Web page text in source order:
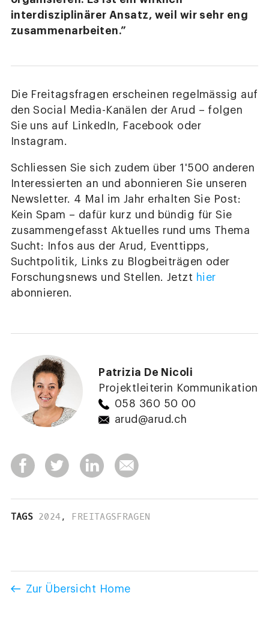
interdisziplinärer Ansatz, weil wir sehr eng
zusammenarbeiten.”
Die Freitagsfragen erscheinen regelmässig auf
den Social Media-Kanälen der Arud – folgen
Sie uns auf LinkedIn, Facebook oder
Instagram.
Schliessen Sie sich zudem über 1'500 anderen
Interessierten an und abonnieren Sie unseren
Newsletter. 4 Mal im Jahr erhalten Sie Post:
Kein Spam – dafür kurz und bündig für Sie
zusammengefasst Aktuelles rund ums Thema
Sucht: Infos aus der Arud, Eventtipps,
Suchtpolitik, Links zu Blogbeiträgen oder
Forschungsnews und Stellen. Jetzt hier
abonnieren.
Patrizia De Nicoli
Projektleiterin Kommunikation
058 360 50 00
arud@arud.ch
TAGS 2024, FREITAGSFRAGEN
Zur Übersicht Home